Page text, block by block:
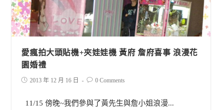
愛瘋拍大頭貼機+夾娃娃機 黃府 詹府喜事 浪漫花
園婚禮
2013 年 12 月 16 日 0 Comments
11/15 傍晚~我們參與了黃先生與詹小姐浪漫...